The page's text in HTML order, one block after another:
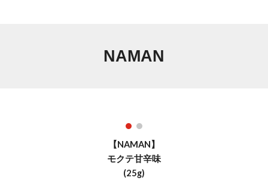
NAMAN
【NAMAN】
モクテ甘辛味
(25g)